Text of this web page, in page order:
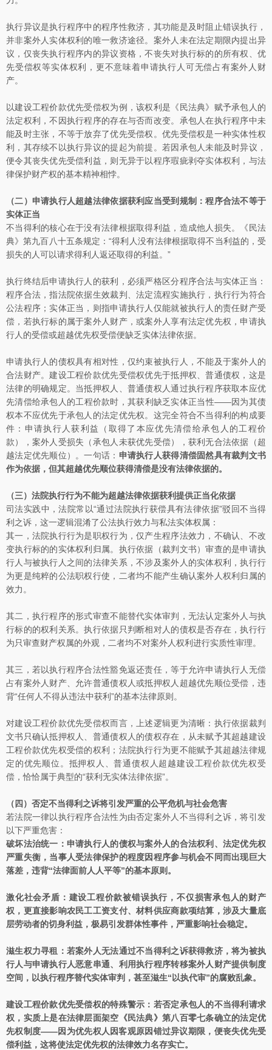
执行异议是执行程序中的程序性救济，其功能是及时阻止错误执行，
并非案外人实体权利的唯一救济途径。案外人未在法定期限内提出异
议，仅丧失执行程序内的异议资格，不丧失对执行标的的所有权、优
先受偿权等实体权利，更不意味着申请执行人可无偿占有案外人财
产。
以建设工程价款优先受偿权为例，该权利是《民法典》赋予承包人的
法定权利，不因执行程序的存在与否而改变。承包人在执行程序中未
能及时主张，不等于放弃了优先受偿权。优先受偿权是一种实体性权
利，其存续不以执行异议的提起为前提。若因承包人未能及时异议，
便令其丧失优先受偿利益，则无异于以程序瑕疵剥夺实体权利，与法
律保护财产权的基本精神相悖。
（二）申请执行人超越法律依据获利应当受到规制：程序合法不等于
实体正当
不当得利的核心在于没有法律根据取得利益，造成他人损失。《民法
典》第九百八十五条规定：“得利人没有法律根据取得不当利益的，受
损失的人可以请求得利人返还取得的利益。”
执行终结后申请执行人的获利，必须严格区分程序合法与实体正当：
程序合法，指法院依据生效裁判、法定流程实施执行，执行行为符合
公法程序；实体正当，则指申请执行人仅能就被执行人的责任财产受
偿，若执行标的属于案外人财产，或案外人享有法定优先权，申请执
行人的受偿或超越优先权受偿便缺乏实体法律依据。
申请执行人的债权具有相对性，仅约束被执行人，不能及于案外人的
合法财产。建设工程价款优先受偿权优先于抵押权、普通债权，这是
法律的明确规定。当抵押权人、普通债权人通过执行程序获取本应优
先清偿给承包人的工程价款时，其获利缺乏实体正当性——因为其债
权本不应优先于承包人的法定优先权。这完全符合不当得利的构成要
件：申请执行人获利益（取得了本应优先清偿给承包人的工程价
款），案外人受损失（承包人未获优先受偿），获利无合法依据（超
越法定优先顺位）。一句话： 申请执行人获得清偿固然具有裁判文书
作为依据，但其超越优先顺位获得清偿是没有法律依据的。
（三）法院执行行为不能为超越法律依据获利提供正当化依据
司法实践中，法院常以“通过法院执行获偿具有法律依据”驳回不当得
利之诉，这一逻辑混淆了公法执行效力与私法实体权属：
其一，法院执行行为是职权行为，仅产生程序法效力，不确认、不改
变执行标的的实体权利归属。执行依据（裁判文书）审查的是申请执
行人与被执行人之间的法律关系，不涉及案外人的实体权利，执行行
为更是纯粹的公法职权行使，二者均不能产生确认案外人权利归属的
效力。
其二，执行程序的形式审查不能替代实体审判，无法认定案外人与执
行标的的权利关系。执行依据只判断相对人的债权是否存在，执行行
为只审查财产权属的外观，二者均不对案外人权利进行实质性审理。
其三，若以执行程序合法性豁免返还责任，等于允许申请执行人无偿
占有案外人财产、允许普通债权人或抵押权人超越优先顺位受偿，违
背“任何人不得从违法中获利”的基本法律原则。
对建设工程价款优先受偿权而言，上述逻辑更为清晰：执行依据裁判
文书只确认抵押权人、普通债权人的债权存在，从未赋予其超越建设
工程价款优先权受偿的权利；法院执行行为更不能赋予其超越法律规
定的优先顺位。抵押权人、普通债权人超越建设工程价款优先权受
偿，恰恰属于典型的“获利无实体法律依据”。
（四）否定不当得利之诉将引发严重的公平危机与社会危害
若法院一律以执行程序合法性为由否定案外人不当得利之诉，将引发
以下严重危害：
破坏法治统一：申请执行人的债权与案外人的合法权利、法定优先权
严重失衡，当事人受法律保护的程度因程序参与机会不同而出现巨大
落差，违背“法律面前人人平等”的基本原则。
激化社会矛盾：建设工程价款被错误执行，不仅损害承包人的财产
权，更直接影响农民工工资支付、材料供应商款项结算，涉及大量底
层劳动者的切身利益，极易引发群体性事件，严重影响社会稳定。
滋生权力寻租：若案外人无法通过不当得利之诉获得救济，将为被执
行人与申请执行人恶意串通、利用执行程序转移案外人财产提供制度
空间，以执行程序替代实体审判，甚至滋生“以执代审”的腐败乱象。
建设工程价款优先受偿权的特殊警示：若否定承包人的不当得利请求
权，实质上是在法律层面架空《民法典》第八百零七条确立的法定优
先权制度——因为优先权人因客观原因错过异议期限，便丧失优先受
偿利益，这将使法定优先权的法律效力名存实亡。